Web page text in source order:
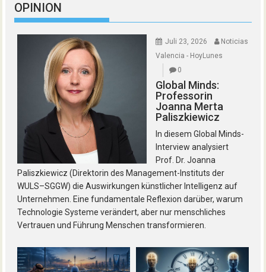
OPINION
Juli 23, 2026
Noticias
Valencia - HoyLunes
0
Global Minds:
Professorin
Joanna Merta
Paliszkiewicz
In diesem Global Minds-
Interview analysiert
Prof. Dr. Joanna
Paliszkiewicz (Direktorin des Management-Instituts der
WULS–SGGW) die Auswirkungen künstlicher Intelligenz auf
Unternehmen. Eine fundamentale Reflexion darüber, warum
Technologie Systeme verändert, aber nur menschliches
Vertrauen und Führung Menschen transformieren.